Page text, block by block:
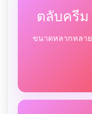
ตลับครีม
ขนาดหลากหลาย